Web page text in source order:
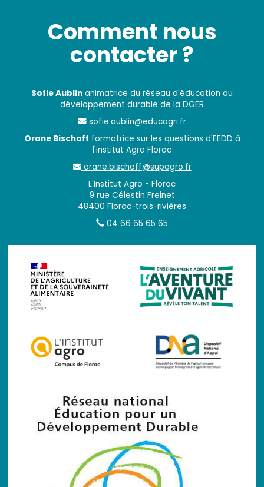
Comment nous
contacter ?
Sofie Aublin animatrice du réseau d'éducation au
développement durable de la DGER
sofie.aublin@educagri.fr
Orane Bischoff formatrice sur les questions d'EEDD à
l'institut Agro Florac
orane.bischoff@supagro.fr
L'Institut Agro - Florac
9 rue Célestin Freinet
48400 Florac-trois-rivières
04 66 65 65 65